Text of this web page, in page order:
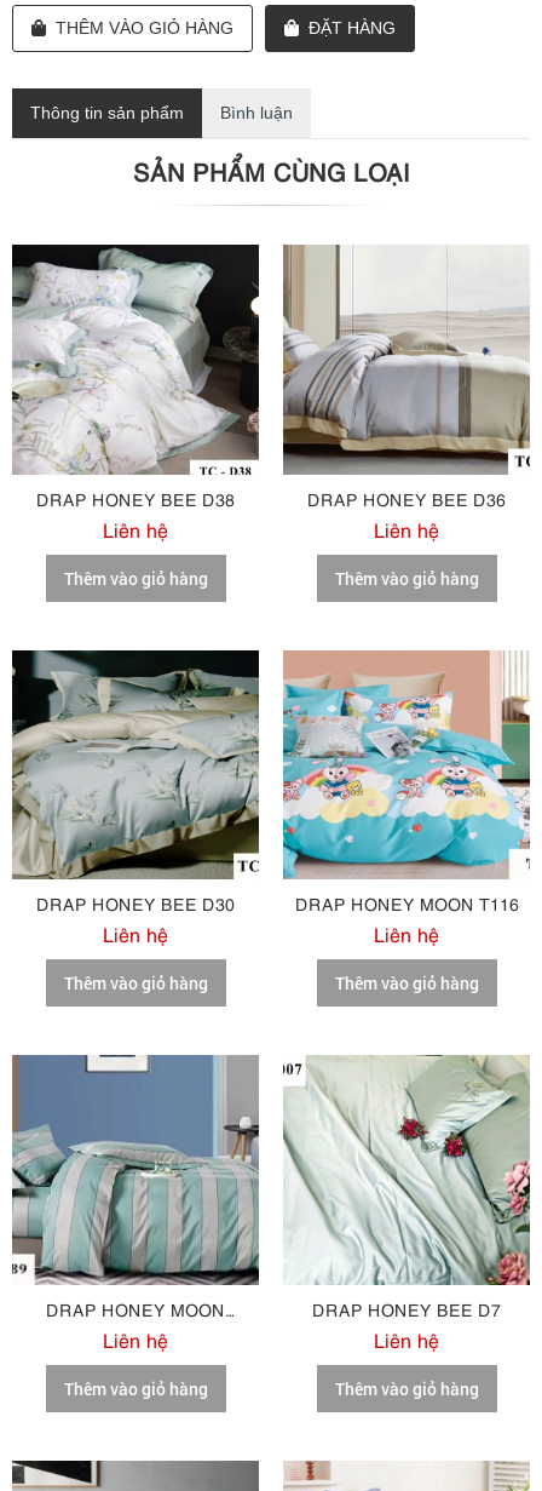
THÊM VÀO GIỎ HÀNG ĐẶT HÀNG
Thông tin sản phẩm Bình luận
SẢN PHẨM CÙNG LOẠI
DRAP HONEY BEE D38
Liên hệ
Thêm vào giỏ hàng
DRAP HONEY BEE D36
Liên hệ
Thêm vào giỏ hàng
DRAP HONEY BEE D30
Liên hệ
Thêm vào giỏ hàng
DRAP HONEY MOON T116
Liên hệ
Thêm vào giỏ hàng
DRAP HONEY MOON
COTTON M89
Liên hệ
Thêm vào giỏ hàng
DRAP HONEY BEE D7
Liên hệ
Thêm vào giỏ hàng